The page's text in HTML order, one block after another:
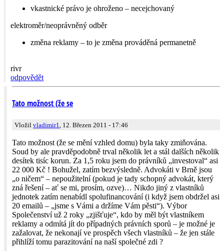
vkastnické právo je ohroženo – necejchovaný
elektroměr/ne­oprávněný odběr
změna reklamy – to je změna prováděná permanetně
rivr
odpovědět
Tato možnost (že se
Vložil vladimir1, 12. Březen 2011 - 17:46
Tato možnost (že se mění vzhled domu) byla taky zmiňována.
Soud by ale pravděpodobně trval několik let a stál dalších několik
desítek tisíc korun. Za 1,5 roku jsem do právníků „investoval“ asi
22 000 Kč ! Bohužel, zatím bezvýsledně. Advokáti v Brně jsou
„o ničem“ – nepoužitelní (pokud je tady schopný advokát, který
zná řešení – ať se mi, prosím, ozve)… Nikdo jiný z vlastníků
jednotek zatím nenabídl spolufinancování (i když jsem obdržel asi
20 emailů – „jsme s Vámi a držíme Vám pěsti“). Výbor
Společenství už 2 roky „zjišťuje“, kdo by měl být vlastníkem
reklamy a odmítá jít do případných právních sporů – je možné je
zažalovat, že nekonají ve prospěch všech vlastníků – že jen stále
přihlíží tomu parazitování na naší společné zdi ?